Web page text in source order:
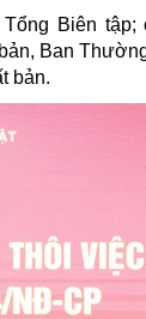
Biên tập;
Ban
bản.